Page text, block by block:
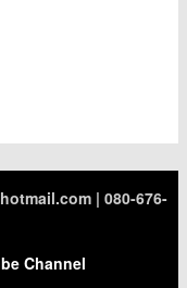
| 080-676-
Channel